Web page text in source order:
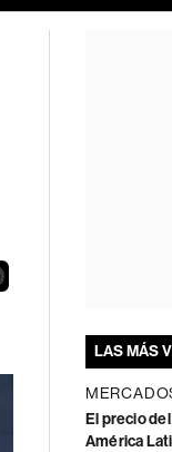
LAS MÁS
El precio
América